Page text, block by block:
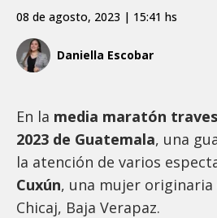
Daniella Escobar
08 de agosto, 2023 | 15:41 hs
En la media maratón
2023 de Guatemala, una
la atención de varios
Cuxún, una mujer originaria
Chicaj, Baja Verapaz.